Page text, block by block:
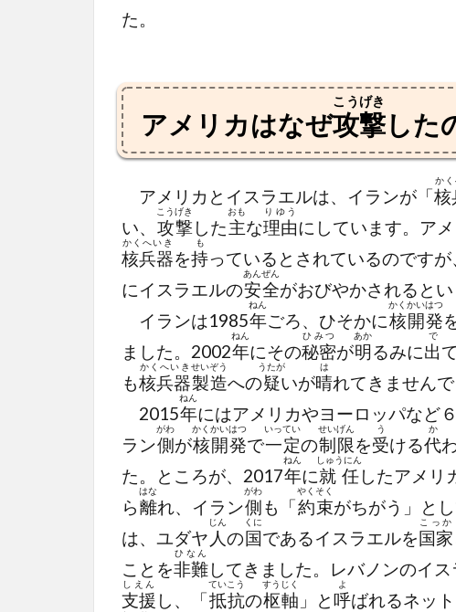
た。
アメリカはなぜ攻撃
こうげき
した
アメリカとイスラエルは、イランが「核
かく
い、 攻撃
こうげき
した主
おも
な理由
りゆう
にしています。ア
核兵器
かくへいき
を持
も
っているとされているのです
にイスラエルの安全
あんぜん
がおびやかされるとい
イランは1985年
ねん
ごろ、ひそかに核
かく
開発
かいはつ
ました。2002年
ねん
にその秘密
ひみつ
が明
あか
るみに出
で
も核兵器
かくへいき
製造
せいぞう
への疑
うたが
いが晴
は
れてきませんで
2015年
ねん
にはアメリカやヨーロッパなど
ラン側
がわ
が核
かく
開発
かいはつ
で一定
いってい
の制限
せいげん
を受
う
ける代
か
た。ところが、2017年
ねん
に就任
しゅうにん
したアメリ
ら離
はな
れ、イラン側
がわ
も「約束
やくそく
がちがう」と
は、ユダヤ 人
じん
の国
くに
であるイスラエルを国家
こっか
ことを非難
ひなん
してきました。レバノンのイス
支援
しえん
し、「抵抗
ていこう
の枢軸
すうじく
」と呼
よ
ばれるネッ